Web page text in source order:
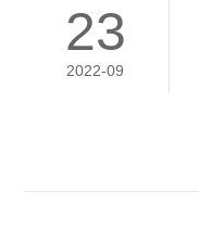
23
2022-09